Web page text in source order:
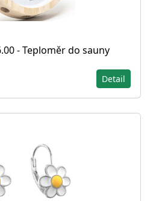
- Teploměr do sauny
Detail